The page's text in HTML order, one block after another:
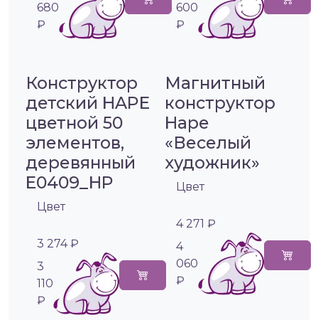
680
₽
600
₽
Конструктор
детский HAPE
цветной 50
элементов,
деревянный
E0409_HP
Цвет
3 274 ₽
3
110
₽
Магнитный
конструктор
Hape
«Веселый
художник»
Цвет
4 271 ₽
4
060
₽